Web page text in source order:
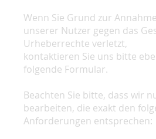
Wenn Sie Grund zur
unserer Nutzer gegen das
Urheberrechte verletzt,
kontaktieren Sie uns bitte
folgende Formular.
Beachten Sie bitte, dass wir
bearbeiten, die exakt den
Anforderungen entsprechen: